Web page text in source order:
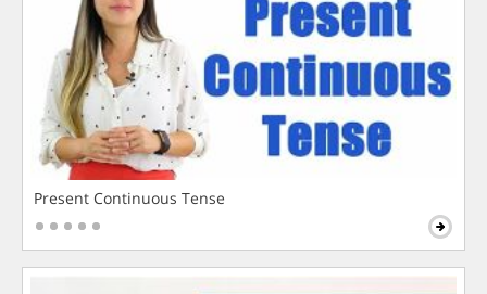
Present Continuous Tense